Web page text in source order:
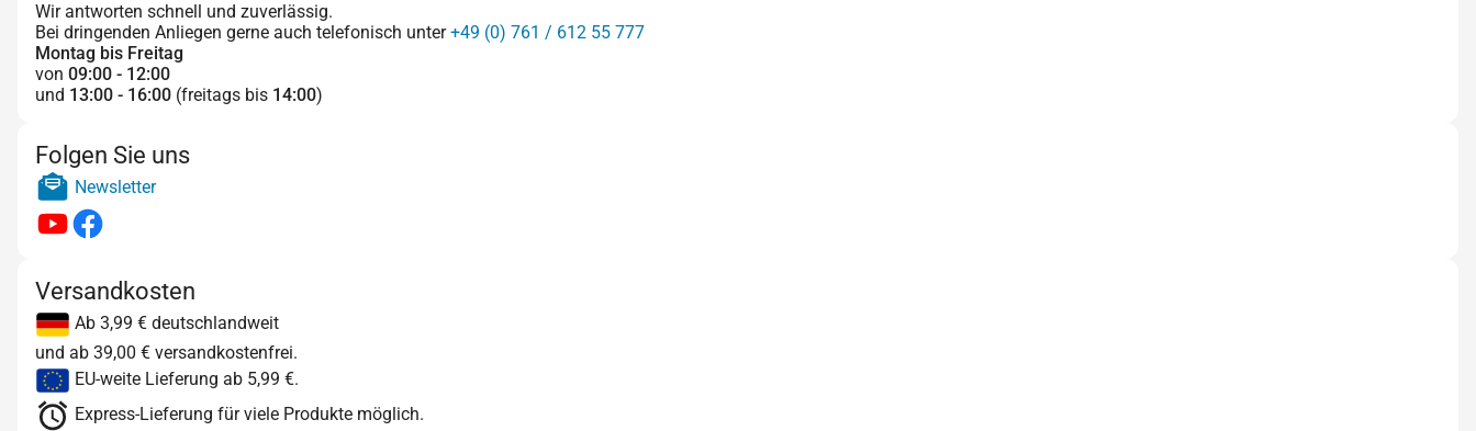
Wir antworten schnell und zuverlässig.
Bei dringenden Anliegen gerne auch telefonisch unter+49 (0) 761 / 612 55 777
Montag bis Freitag
von 09:00 - 12:00
und 13:00 - 16:00 (freitags bis 14:00)
Folgen Sie uns
Newsletter
Versandkosten
Ab 3,99 € deutschlandweit
und ab 39,00 € versandkostenfrei.
EU-weite Lieferung ab 5,99 €.
Express-Lieferung für viele Produkte möglich.